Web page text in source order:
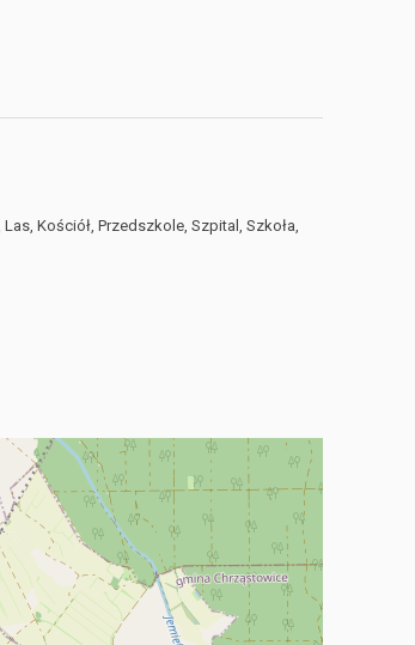
Kościół, Przedszkole, Szpital, Szkoła,